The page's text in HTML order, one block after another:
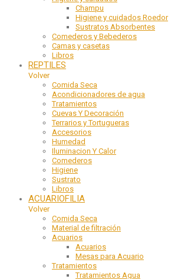
Champu
Higiene y cuidados Roedor
Sustratos Absorbentes
Comederos y Bebederos
Camas y casetas
Libros
REPTILES
Volver
Comida Seca
Acondicionadores de agua
Tratamientos
Cuevas Y Decoración
Terrarios y Tortugueras
Accesorios
Humedad
Iluminacion Y Calor
Comederos
Higiene
Sustrato
Libros
ACUARIOFILIA
Volver
Comida Seca
Material de filtración
Acuarios
Acuarios
Mesas para Acuario
Tratamientos
Tratamientos Agua